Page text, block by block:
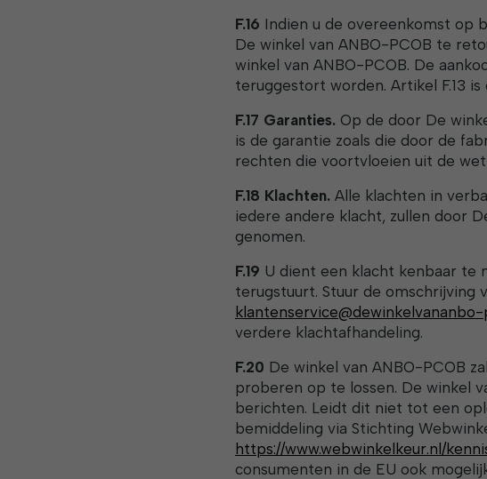
F.16 Indien u de overeenkomst op
De winkel van ANBO-PCOB te
winkel van ANBO-PCOB. De
teruggestort worden. Artikel F.13
F.17 Garanties. Op de door De
is de garantie zoals die door de
rechten die voortvloeien uit de
F.18 Klachten. Alle klachten in
iedere andere klacht, zullen door
genomen.
F.19 U dient een klacht kenbaar te
terugstuurt. Stuur de omschrijving
klantenservice@dewinkelvananbo-
verdere klachtafhandeling.
F.20 De winkel van ANBO-PCOB
proberen op te lossen. De winkel
berichten. Leidt dit niet tot een
bemiddeling via Stichting
https://www.webwinkelkeur.nl/
consumenten in de EU ook